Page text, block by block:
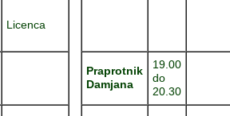
Licenca
Praprotnik
Damjana
19.00
do
20.30